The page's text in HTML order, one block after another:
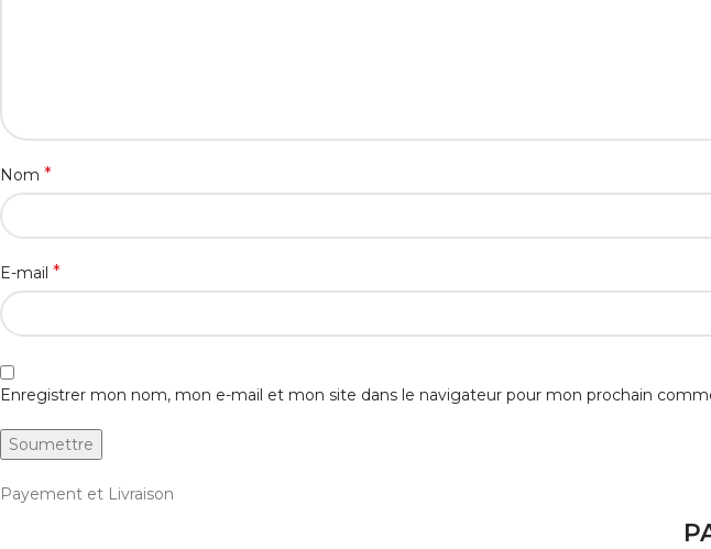
Nom *
E-mail *
Enregistrer mon nom, mon e-mail et mon site dans le navigateur pour mon prochain
Payement et Livraison